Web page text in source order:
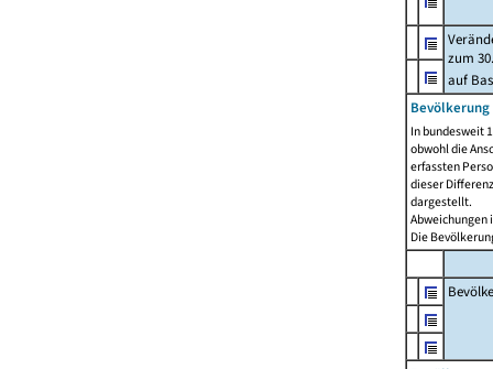
zum
auf
Bevölkerung
In bundesweit
obwohl die
erfassten
dieser
dargestellt.
Abweichungen
Die